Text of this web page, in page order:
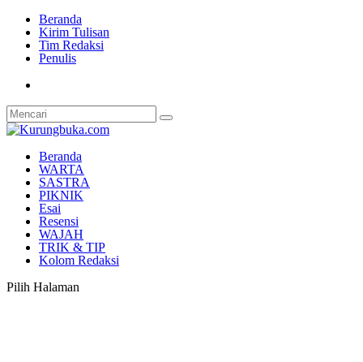
Beranda
Kirim Tulisan
Tim Redaksi
Penulis
Beranda
WARTA
SASTRA
PIKNIK
Esai
Resensi
WAJAH
TRIK & TIP
Kolom Redaksi
Pilih Halaman